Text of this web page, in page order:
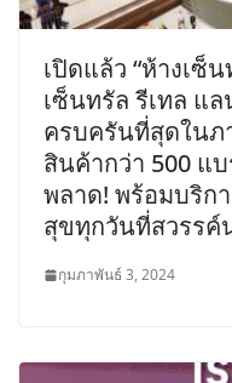
เปิดแล้ว “ห้างเซ็
เซ็นทรัล รีเทล แ
ครบครันที่สุดในภ
สินค้ากว่า 500 แ
พลาด! พร้อมบริก
สุขทุกวันที่สวรรค์
กุมภาพันธ์ 3, 2024